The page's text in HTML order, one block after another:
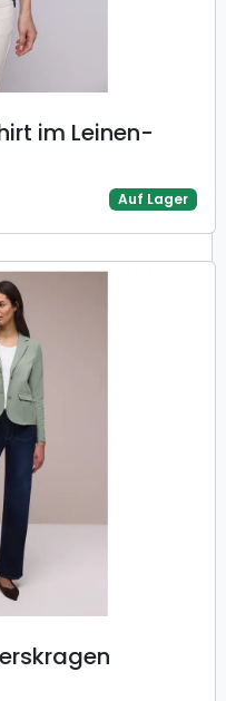
im Leinen-
Auf Lager